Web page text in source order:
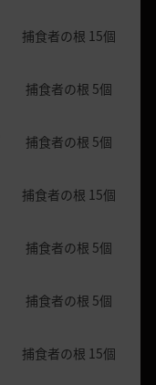
捕食者の根 15個
捕食者の根 5個
捕食者の根 5個
捕食者の根 15個
捕食者の根 5個
捕食者の根 5個
捕食者の根 15個